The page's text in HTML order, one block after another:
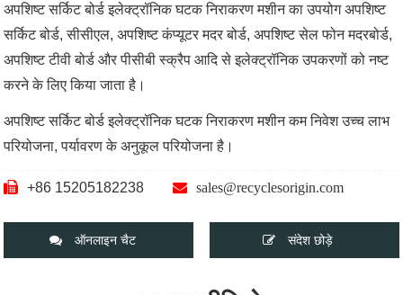
अपशिष्ट सर्किट बोर्ड इलेक्ट्रॉनिक घटक निराकरण मशीन का उपयोग अपशिष्ट
सर्किट बोर्ड, सीसीएल, अपशिष्ट कंप्यूटर मदर बोर्ड, अपशिष्ट सेल फोन मदरबोर्ड,
अपशिष्ट टीवी बोर्ड और पीसीबी स्क्रैप आदि से इलेक्ट्रॉनिक उपकरणों को नष्ट
करने के लिए किया जाता है।
अपशिष्ट सर्किट बोर्ड इलेक्ट्रॉनिक घटक निराकरण मशीन कम निवेश उच्च लाभ
परियोजना, पर्यावरण के अनुकूल परियोजना है।
+86 15205182238 sales@recyclesorigin.com
ऑनलाइन चैट संदेश छोड़े